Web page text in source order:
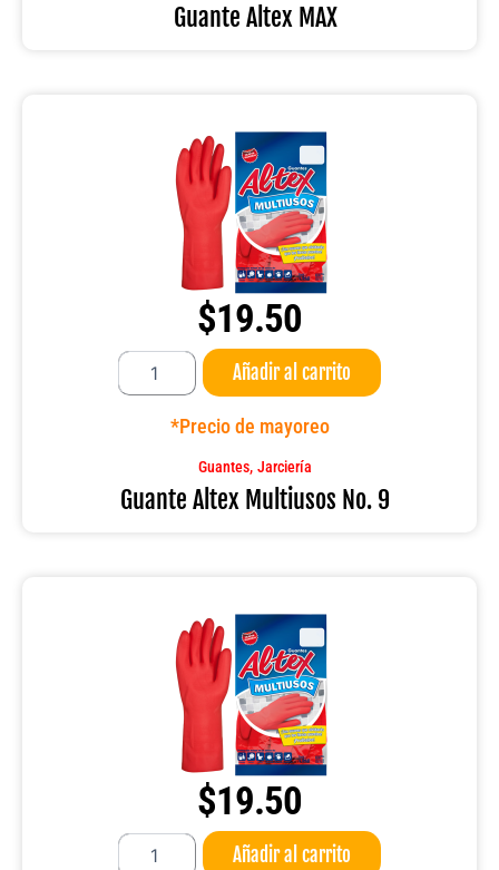
Guante Altex MAX
$19.50
Guante
Multiusos
Añadir al carrito
*Precio de mayoreo
Guantes, Jarciería
Guante Altex Multiusos No. 9
$19.50
Guante
Añadir al carrito